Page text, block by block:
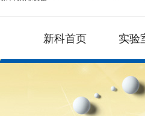
新科首页 实验